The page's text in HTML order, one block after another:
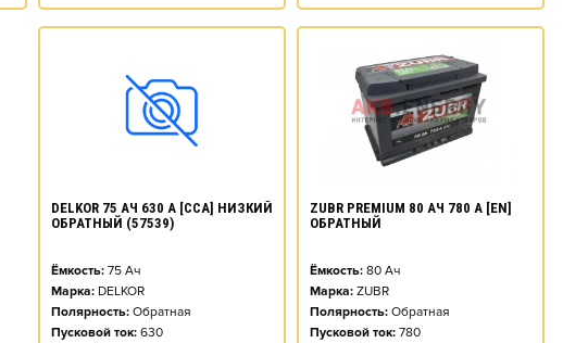
DELKOR 75 АЧ 630 А [CCA] НИЗКИЙ
ОБРАТНЫЙ (57539)
Ёмкость: 75Ач
Марка: DELKOR
Полярность: Обратная
Пусковой ток: 630
ZUBR PREMIUM 80 АЧ 780 А [EN]
ОБРАТНЫЙ
Ёмкость: 80Ач
Марка: ZUBR
Полярность: Обратная
Пусковой ток: 780